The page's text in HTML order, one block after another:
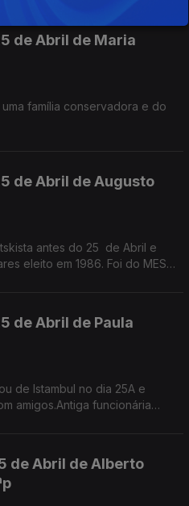
de Abril de Maria
família conservadora e do
de Abril de Augusto
antes do 25 de Abril e
eleito em 1986. Foi do MES,
de Abril de Paula
de Istambul no dia 25A e
amigos.Antiga funcionária
de Abril de Alberto